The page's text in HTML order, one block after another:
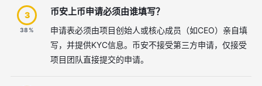
3
38%
币安上币申请必须由谁填写？
申请表必须由项目创始人或核心成员（如CEO）亲自填
写，并提供KYC信息。币安不接受第三方申请，仅接受
项目团队直接提交的申请。